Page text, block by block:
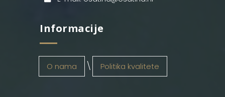
Informacije
O nama Politika kvalitete